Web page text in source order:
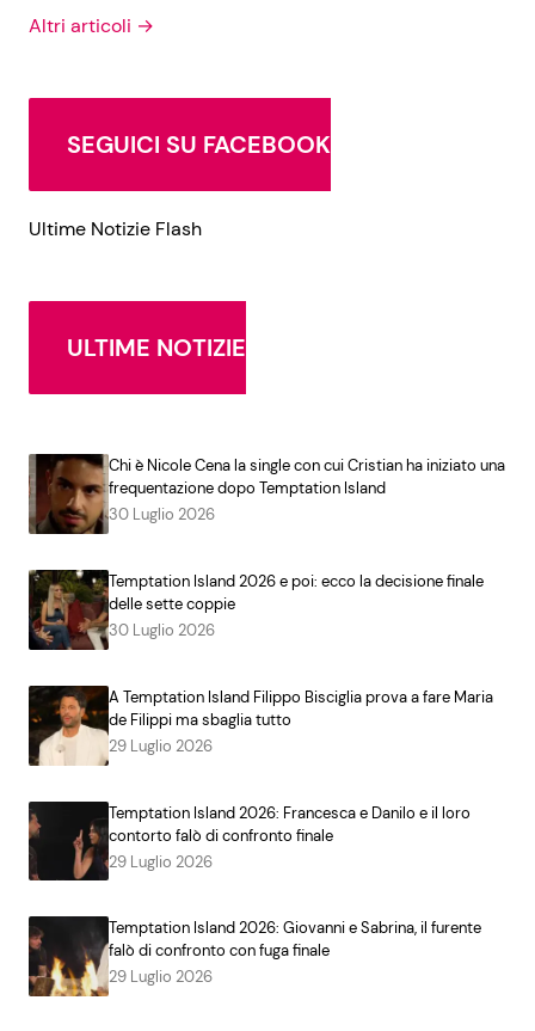
Altri articoli →
SEGUICI SU FACEBOOK
Ultime Notizie Flash
ULTIME NOTIZIE
Chi è Nicole Cena la single con cui Cristian ha iniziato una
frequentazione dopo Temptation Island
30 Luglio 2026
Temptation Island 2026 e poi: ecco la decisione finale
delle sette coppie
30 Luglio 2026
A Temptation Island Filippo Bisciglia prova a fare Maria
de Filippi ma sbaglia tutto
29 Luglio 2026
Temptation Island 2026: Francesca e Danilo e il loro
contorto falò di confronto finale
29 Luglio 2026
Temptation Island 2026: Giovanni e Sabrina, il furente
falò di confronto con fuga finale
29 Luglio 2026